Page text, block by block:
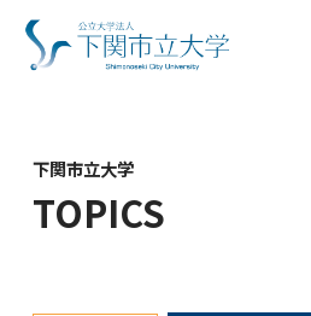
下関市立大学
TOPICS